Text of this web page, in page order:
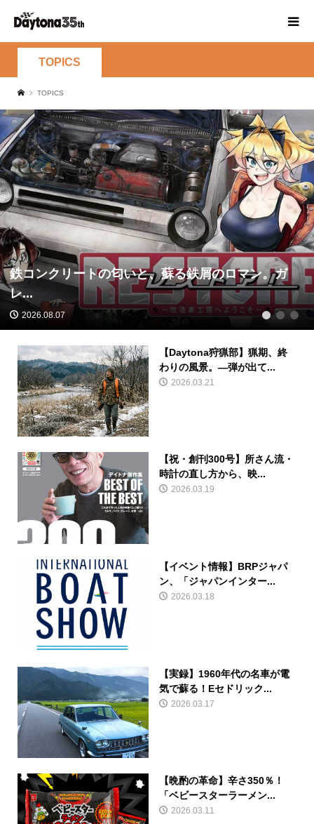
TOPICS
TOPICS
鉄コンクリートの匂いと、蘇る鉄屑のロマン。ガ
レ...
2026.08.07 1 2 3
【Daytona狩猟部】猟期、終
わりの風景。—弾が出て...
2026.03.21
【祝・創刊300号】所さん流・
時計の直し方から、映...
2026.03.19
【イベント情報】BRPジャパ
ン、「ジャパンインター...
2026.03.18
【実録】1960年代の名車が電
気で蘇る！Eセドリック...
2026.03.17
【晩酌の革命】辛さ350％！
「ベビースターラーメン...
2026.03.11